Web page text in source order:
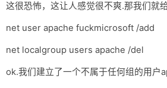
这很恐怖，这让人感觉很不爽.那我们就
net user apache fuckmicrosoft /add
net localgroup users apache /del
ok.我们建立了一个不属于任何组的用户